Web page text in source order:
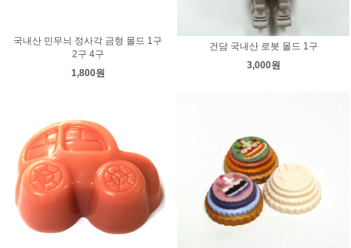
국내산 민무늬 정사각 금형 몰드 1구
2구 4구
1,800원
건담 국내산 로봇 몰드 1구
3,000원